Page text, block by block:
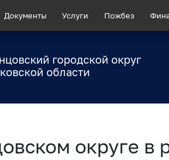
Документы Услуги Пожбез
городской округ
области
округе в